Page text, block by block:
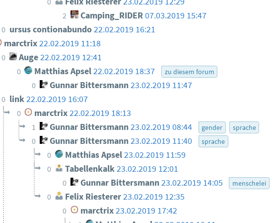
2 Camping_RIDER07.03.2019 15:47
0 ursus contionabundo22.02.2019 16:21
marctrix22.02.2019 11:18
0 Auge 22.02.2019 12:41
0 Matthias Apsel22.02.2019 18:37 zu diesem forum
0 Gunnar Bittersmann23.02.2019 11:47
0 link22.02.2019 16:07
0 marctrix22.02.2019 18:13
1 Gunnar Bittersmann23.02.2019 08:44 gender sprache
0 Gunnar Bittersmann23.02.2019 11:40 sprache
0 Matthias Apsel23.02.2019 11:59
0 Tabellenkalk23.02.2019 12:01
0 Gunnar Bittersmann23.02.2019 14:05 menschelei
0 Felix Riesterer23.02.2019 12:35
0 marctrix23.02.2019 17:42